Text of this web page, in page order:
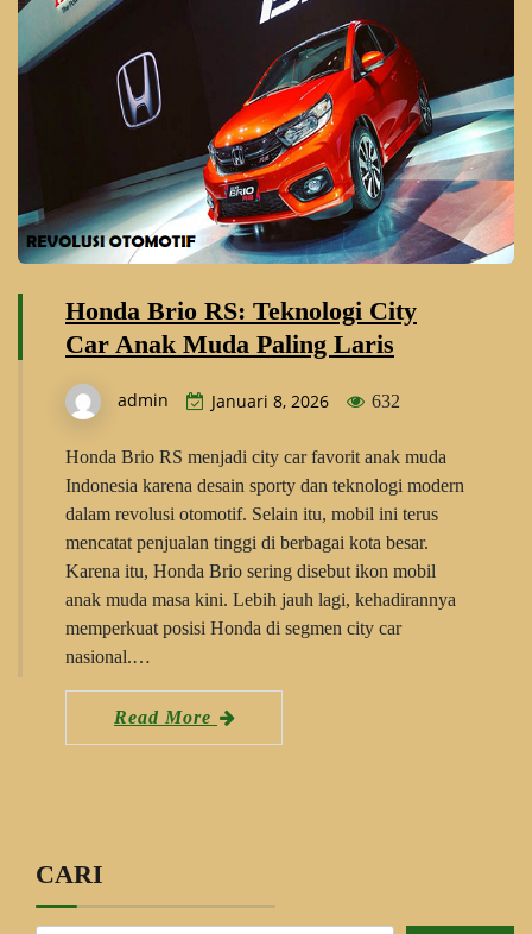
Honda Brio RS: Teknologi City
Car Anak Muda Paling Laris
admin Januari 8, 2026 632
Honda Brio RS menjadi city car favorit anak muda
Indonesia karena desain sporty dan teknologi modern
dalam revolusi otomotif. Selain itu, mobil ini terus
mencatat penjualan tinggi di berbagai kota besar.
Karena itu, Honda Brio sering disebut ikon mobil
anak muda masa kini. Lebih jauh lagi, kehadirannya
memperkuat posisi Honda di segmen city car
nasional.…
Read More
CARI